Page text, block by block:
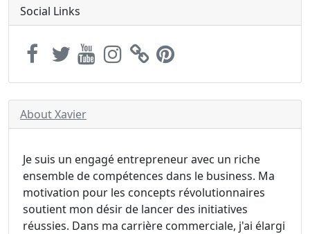
Social Links
About Xavier
Je suis un engagé entrepreneur avec un riche
ensemble de compétences dans le business. Ma
motivation pour les concepts révolutionnaires
soutient mon désir de lancer des initiatives
réussies. Dans ma carrière commerciale, j'ai élargi